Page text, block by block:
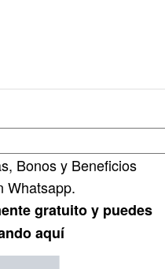
Bonos y Beneficios
Whatsapp.
gratuito y puedes
aquí